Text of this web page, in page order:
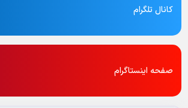
کانال تلگرام
صفحه اینستاگرام